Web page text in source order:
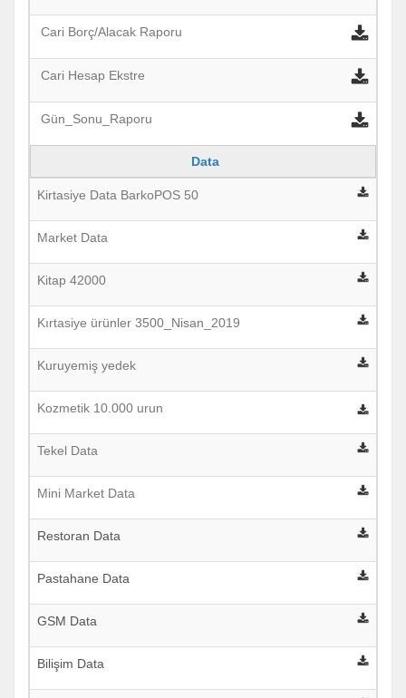
Cari Borç/Alacak Raporu
Cari Hesap Ekstre
Gün_Sonu_Raporu
Data
Kirtasiye Data BarkoPOS 50
Market Data
Kitap 42000
Kırtasiye ürünler 3500_Nisan_2019
Kuruyemiş yedek
Kozmetik 10.000 urun
Tekel Data
Mini Market Data
Restoran Data
Pastahane Data
GSM Data
Bilişim Data